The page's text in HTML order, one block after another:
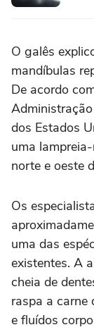
O galês
mandíbulas
De acordo
dos Estados
uma
norte e oeste
Os
uma das
existentes. A
cheia de
raspa a carne
e fluídos